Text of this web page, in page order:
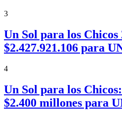
3
Un Sol para los Chicos
$2.427.921.106 para
4
Un Sol para los
$2.400 millones para